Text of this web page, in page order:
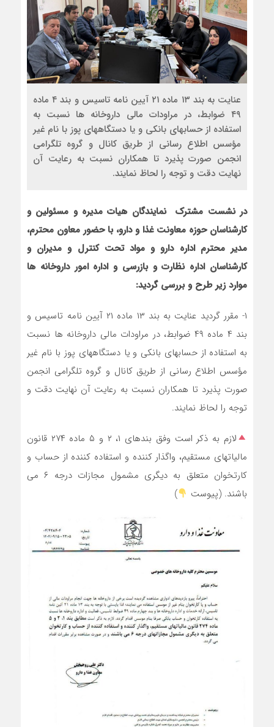
عنایت به بند ۱۳ ماده ۲۱ آیین نامه تاسیس و بند ۴ ماده
۴۹ ضوابط، در مراودات مالی داروخانه ها نسبت به
استفاده از حسابهای بانکی و یا دستگاههای پوز با نام غیر
مؤسس اطلاع رسانی از طریق کانال و گروه تلگرامی
انجمن صورت پذیرد تا همکاران نسبت به رعایت آن
نهایت دقت و توجه را لحاظ نمایند.
در نشست مشترک نمایندگان هیات مدیره و مسئولین و
کارشناسان حوزه معاونت غذا و دارو، با حضور معاون محترم،
مدیر محترم اداره دارو و مواد تحت کنترل و مدیران و
کارشناسان اداره نظارت و بازرسی و اداره امور داروخانه ها
موارد زیر طرح و بررسی گردید:
۱- مقرر گردید عنایت به بند ۱۳ ماده ۲۱ آیین نامه تاسیس و
بند ۴ ماده ۴۹ ضوابط، در مراودات مالی داروخانه ها نسبت
به استفاده از حسابهای بانکی و یا دستگاههای پوز با نام غیر
مؤسس اطلاع رسانی از طریق کانال و گروه تلگرامی انجمن
صورت پذیرد تا همکاران نسبت به رعایت آن نهایت دقت و
توجه را لحاظ نمایند.
لازم به ذکر است وفق بندهای ۱، ۲ و ۵ ماده ۲۷۴ قانون
مالیاتهای مستقیم، واگذار کننده و استفاده کننده از حساب ‌و
کارتخوان متعلق به دیگری مشمول مجازات درجه ۶ می
باشند. (پیوست
)